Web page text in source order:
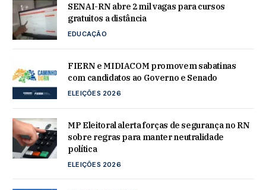
SENAI-RN abre 2 mil vagas para cursos
gratuitos a distância
EDUCAÇÃO
FIERN e MIDIACOM promovem sabatinas
com candidatos ao Governo e Senado
ELEIÇÕES 2026
MP Eleitoral alerta forças de segurança no RN
sobre regras para manter neutralidade
política
ELEIÇÕES 2026